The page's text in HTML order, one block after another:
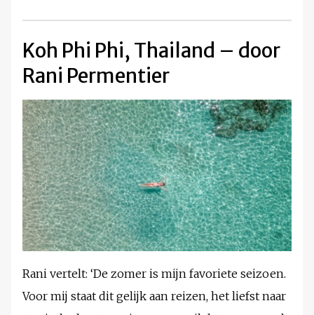
Koh Phi Phi, Thailand – door
Rani Permentier
Rani vertelt: ‘De zomer is mijn favoriete seizoen.
Voor mij staat dit gelijk aan reizen, het liefst naar